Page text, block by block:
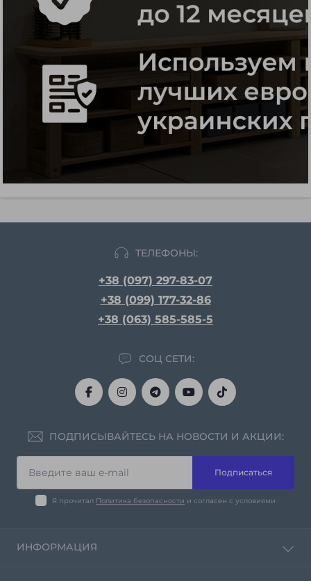
ТЕЛЕФОНЫ:
+38 (097) 297-83-07
+38 (099) 177-32-86
+38 (063) 585-585-5
СОЦ СЕТИ:
ПОДПИСЫВАЙТЕСЬ НА НОВОСТИ И АКЦИИ:
Подписаться
Я прочитал Политика безопасности и согласен с условиями
ИНФОРМАЦИЯ